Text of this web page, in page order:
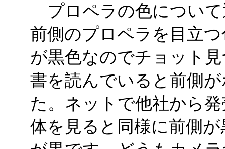
プロペラの色について
前側のプロペラを目立
が黒色なのでチョット
書を読んでいると前側
た。ネットで他社から
体を見ると同様に前側